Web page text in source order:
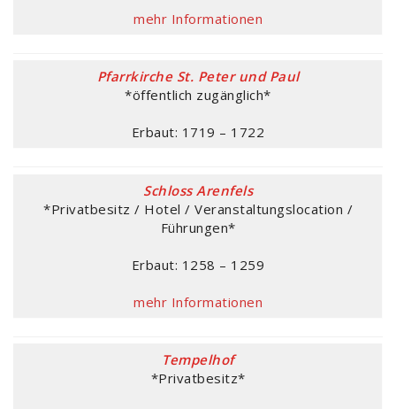
mehr Informationen
Pfarrkirche St. Peter und Paul
*öffentlich zugänglich*
Erbaut: 1719 – 1722
Schloss Arenfels
*Privatbesitz / Hotel / Veranstaltungslocation /
Führungen*
Erbaut: 1258 – 1259
mehr Informationen
Tempelhof
*Privatbesitz*